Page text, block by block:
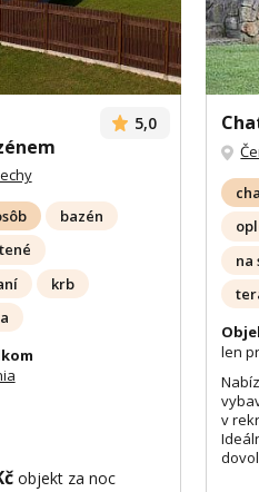
5,0
bazén
krb
objekt za noc
na
len
v